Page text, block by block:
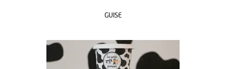
GUISE